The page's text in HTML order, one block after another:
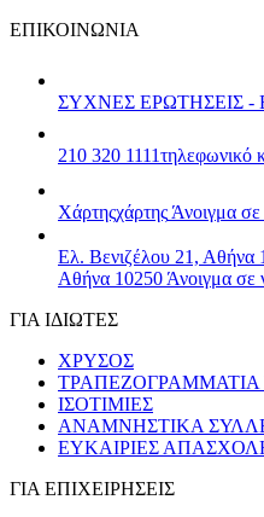
ΕΠΙΚΟΙΝΩΝΙΑ
ΣΥΧΝΕΣ ΕΡΩΤΗΣΕΙΣ -
210 320 1111τηλεφωνικό
Χάρτηςχάρτης Άνοιγμα
Ελ. Βενιζέλου 21, Αθήνα
Αθήνα 10250 Άνοιγμα σε
ΓΙΑ ΙΔΙΩΤΕΣ
ΧΡΥΣΟΣ
ΤΡΑΠΕΖΟΓΡΑΜΜΑΤΙΑ
ΙΣΟΤΙΜΙΕΣ
ΑΝΑΜΝΗΣΤΙΚΑ
ΕΥΚΑΙΡΙΕΣ
ΓΙΑ ΕΠΙΧΕΙΡΗΣΕΙΣ